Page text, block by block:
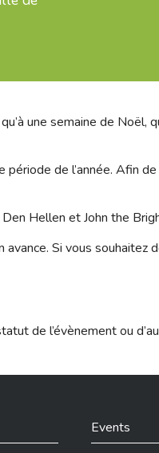
une semaine de Noël,
de l’année. Afin
Hellen et John the
Si vous souhaitez
de l’évènement ou
Events